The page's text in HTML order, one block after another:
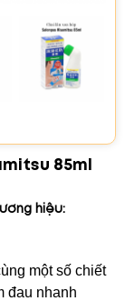
85ml
hiệu:
một số chiết
đau nhanh